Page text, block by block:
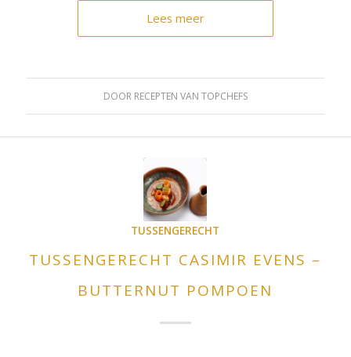
Lees meer
DOOR RECEPTEN VAN TOPCHEFS
TUSSENGERECHT
TUSSENGERECHT CASIMIR EVENS –
BUTTERNUT POMPOEN